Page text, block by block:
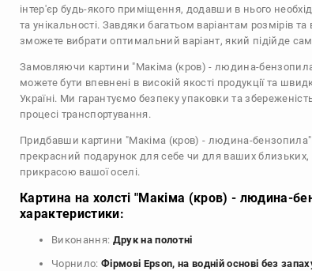
інтер'єр будь-якого приміщення, додавши в нього
та унікальності. Завдяки багатьом варіантам розмірів
зможете вибрати оптимальний варіант, який підійде
Замовляючи картини "Макіма (кров) - людина-
можете бути впевнені в високій якості продукції та
Україні. Ми гарантуємо безпеку упаковки та
процесі транспортування.
Придбавши картини "Макіма (кров) - людина-бензопила"
прекрасний подарунок для себе чи для ваших
прикрасою вашої оселі.
Картина на холсті "Макіма (кров) - людина-
характеристики:
Виконання: Друк на полотні
Чорнило: Фірмові Epson, на водній основі без